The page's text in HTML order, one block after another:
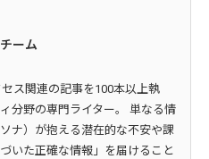
ーム
ス関連の記事を100本以上執
分野の専門ライター。 単なる情
ナ）が抱える潜在的な不安や課
いた正確な情報」を届けること